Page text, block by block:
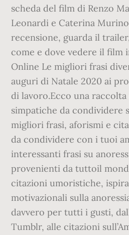
scheda del film di Renzo
Leonardi e Caterina
recensione, guarda il
come e dove vedere il film
Online Le migliori frasi
auguri di Natale 2020 ai
di lavoro.Ecco una
simpatiche da condividere
migliori frasi, aforismi e
da condividere con i tuoi
interessanti frasi su
provenienti da tuttoil
citazioni umoristiche,
motivazionali sulla
davvero per tutti i gusti,
Tumblr, alle citazioni